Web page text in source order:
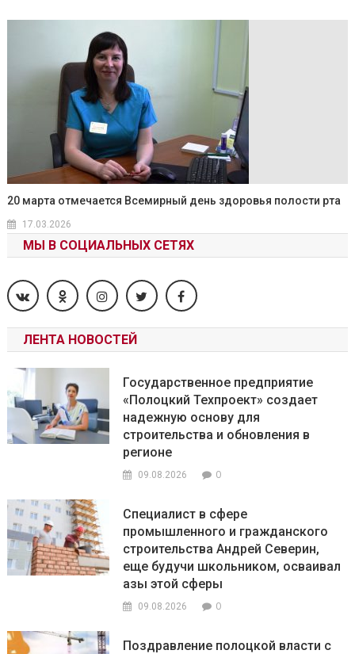
20 марта отмечается Всемирный день здоровья полости рта
17.03.2026
МЫ В СОЦИАЛЬНЫХ СЕТЯХ
ЛЕНТА НОВОСТЕЙ
Государственное предприятие
«Полоцкий Техпроект» создает
надежную основу для
строительства и обновления в
регионе
09.08.2026 0
Специалист в сфере
промышленного и гражданского
строительства Андрей Северин,
еще будучи школьником, осваивал
азы этой сферы
09.08.2026 0
Поздравление полоцкой власти с